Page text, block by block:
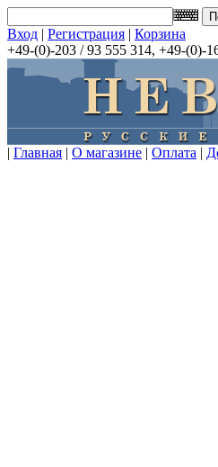
Вход | Регистрация | Корзина
+49-(0)-203 / 93 555 314, +49-(0)-
| Главная | О магазине | Оплата |